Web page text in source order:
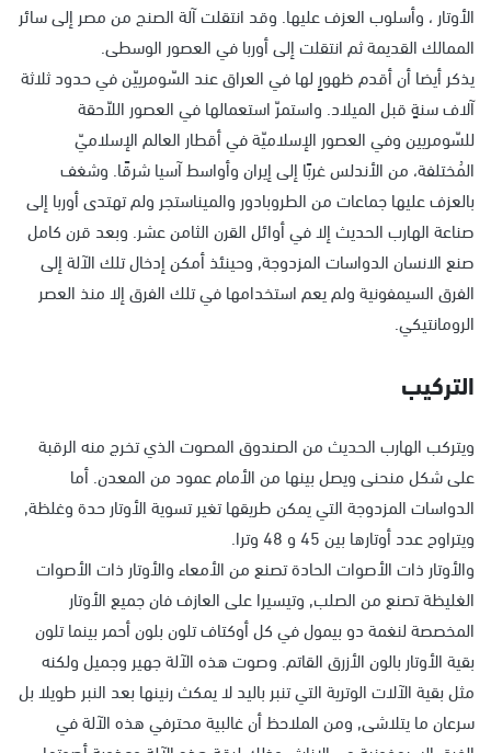
الأوتار ، وأسلوب العزف عليها. وقد انتقلت آلة الصنج من مصر إلى سائر
الممالك القديمة ثم انتقلت إلى أوربا في العصور الوسطى.
يذكر أيضا أن أقدم ظهورٍ لها في العراق عند السّومرييّن في حدود ثلاثة
آلاف سنةٍ قبل الميلاد. واستمرّ استعمالها في العصور اللاّحقة
للسّومريين وفي العصور الإسلاميّة في أقطار العالم الإسلاميّ
المُختلفة، من الأندلس غربًا إلى إيران وأواسط آسيا شرقًا. وشغف
بالعزف عليها جماعات من الطروبادور والميناستجر ولم تهتدى أوربا إلى
صناعة الهارب الحديث إلا في أوائل القرن الثامن عشر. وبعد قرن كامل
صنع الانسان الدواسات المزدوجة, وحينئذ أمكن إدخال تلك الآلة إلى
الفرق السيمفونية ولم يعم استخدامها في تلك الفرق إلا منذ العصر
الرومانتيكي.
التركيب
ويتركب الهارب الحديث من الصندوق المصوت الذي تخرج منه الرقبة
على شكل منحنى ويصل بينها من الأمام عمود من المعدن. أما
الدواسات المزدوجة التي يمكن طريقها تغير تسوية الأوتار حدة وغلظة,
ويتراوح عدد أوتارها بين 45 و 48 وترا.
والأوتار ذات الأصوات الحادة تصنع من الأمعاء والأوتار ذات الأصوات
الغليظة تصنع من الصلب, وتيسيرا على العازف فان جميع الأوتار
المخصصة لنغمة دو بيمول في كل أوكتاف تلون بلون أحمر بينما تلون
بقية الأوتار بالون الأزرق القاتم. وصوت هذه الآلة جهير وجميل ولكنه
مثل بقية الآلات الوترية التي تنبر باليد لا يمكث رنينها بعد النبر طويلا بل
سرعان ما يتلاشى, ومن الملاحظ أن غالبية محترفي هذه الآلة في